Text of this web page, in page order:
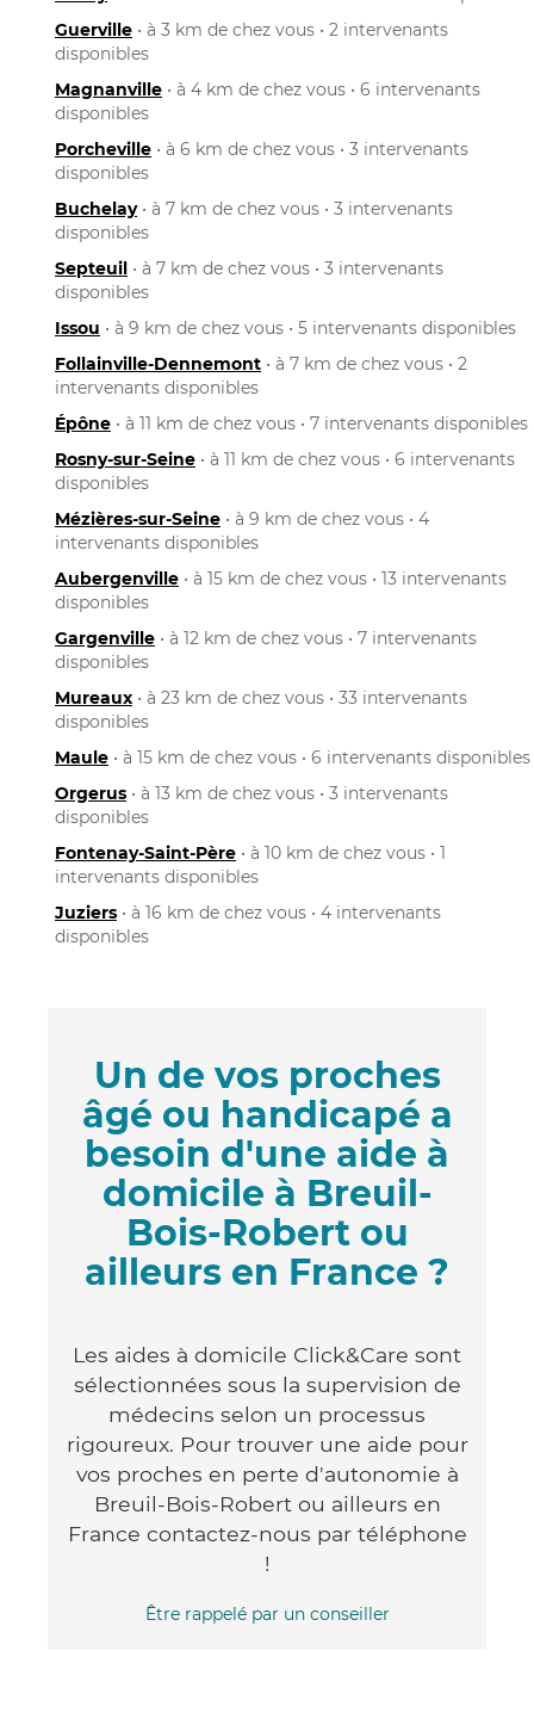
Guerville • à 3 km de chez vous • 2 intervenants
disponibles
Magnanville • à 4 km de chez vous • 6 intervenants
disponibles
Porcheville • à 6 km de chez vous • 3 intervenants
disponibles
Buchelay• à 7 km de chez vous • 3 intervenants
disponibles
Septeuil • à 7 km de chez vous • 3 intervenants
disponibles
Issou • à 9 km de chez vous • 5 intervenants disponibles
Follainville-Dennemont • à 7 km de chez vous • 2
intervenants disponibles
Épône • à 11 km de chez vous • 7 intervenants disponibles
Rosny-sur-Seine • à 11 km de chez vous • 6 intervenants
disponibles
Mézières-sur-Seine • à 9 km de chez vous • 4
intervenants disponibles
Aubergenville • à 15 km de chez vous • 13 intervenants
disponibles
Gargenville • à 12 km de chez vous • 7 intervenants
disponibles
Mureaux • à 23 km de chez vous • 33 intervenants
disponibles
Maule • à 15 km de chez vous • 6 intervenants disponibles
Orgerus • à 13 km de chez vous • 3 intervenants
disponibles
Fontenay-Saint-Père • à 10 km de chez vous • 1
intervenants disponibles
Juziers • à 16 km de chez vous • 4 intervenants
disponibles
Un de vos proches
âgé ou handicapé a
besoin d'une aide à
domicile à Breuil-
Bois-Robert ou
ailleurs en France ?
Les aides à domicile Click&Care sont
sélectionnées sous la supervision de
médecins selon un processus
rigoureux. Pour trouver une aide pour
vos proches en perte d'autonomie à
Breuil-Bois-Robert ou ailleurs en
France contactez-nous par téléphone
!
Être rappelé par un conseiller